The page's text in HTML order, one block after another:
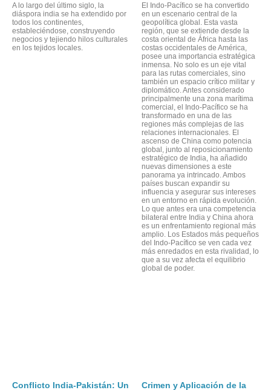
A lo largo del último siglo, la
diáspora india se ha extendido por
todos los continentes,
estableciéndose, construyendo
negocios y tejiendo hilos culturales
en los tejidos locales.
El Indo-Pacífico se ha convertido
en un escenario central de la
geopolítica global. Esta vasta
región, que se extiende desde la
costa oriental de África hasta las
costas occidentales de América,
posee una importancia estratégica
inmensa. No solo es un eje vital
para las rutas comerciales, sino
también un espacio crítico militar y
diplomático. Antes considerado
principalmente una zona marítima
comercial, el Indo-Pacífico se ha
transformado en una de las
regiones más complejas de las
relaciones internacionales. El
ascenso de China como potencia
global, junto al reposicionamiento
estratégico de India, ha añadido
nuevas dimensiones a este
panorama ya intrincado. Ambos
países buscan expandir su
influencia y asegurar sus intereses
en un entorno en rápida evolución.
Lo que antes era una competencia
bilateral entre India y China ahora
es un enfrentamiento regional más
amplio. Los Estados más pequeños
del Indo-Pacífico se ven cada vez
más enredados en esta rivalidad, lo
que a su vez afecta el equilibrio
global de poder.
Conflicto India-Pakistán: Un
Crimen y Aplicación de la